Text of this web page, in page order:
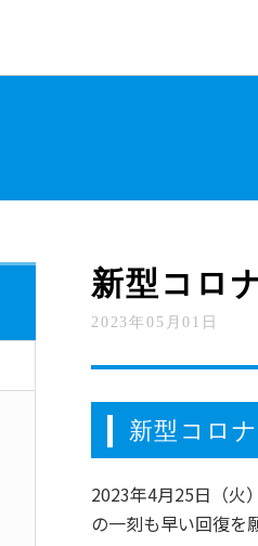
交通アクセス
総合福祉科
キャンパス・ハラスメントに対
同窓会
新型コロ
2023年05月01日
新型コロ
2023年4月25日（火
の一刻も早い回復を